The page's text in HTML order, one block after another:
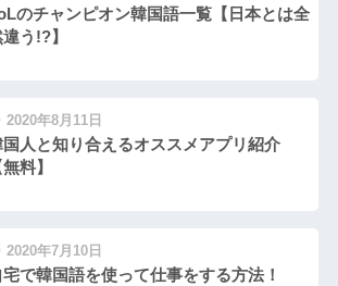
のチャンピオン韓国語一覧【日本とは全
う!?】
2020年8月11日
国人と知り合えるオススメアプリ紹介
無料】
2020年7月10日
宅で韓国語を使って仕事をする方法！